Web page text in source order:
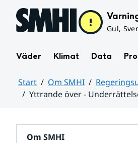
Hoppa till sidans innehåll
Gul,
Väder Klimat Data
Start Om SMHI
Yttrande över -
Om SMHI